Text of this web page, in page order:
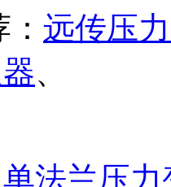
远传压
、
单法兰压力